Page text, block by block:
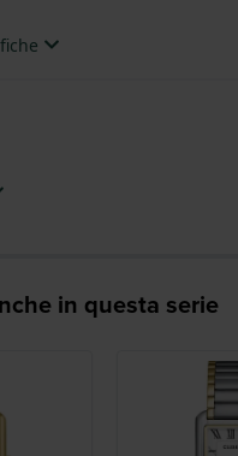
in questa serie